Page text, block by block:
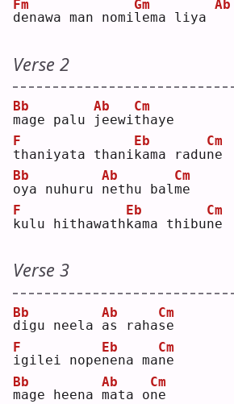
d
Fm
enawa man nomil
Gm
ema liya
Ab
Verse 2
m
Bb
age palu
j
Ab
eewi t
Cm
haye
t
F
haniyata thani k
Eb
ama radun
Cm
e
o
Bb
ya nuhuru n
Ab
ethu bal m
Cm
e
k
F
ulu hithawathk
Eb
ama thibun
Cm
e
Verse 3
d
Bb
igu neela a
Ab
s rahas
Cm
e
i
F
gilei nopen
Eb
ena man
Cm
e
m
Bb
age heena m
Ab
ata on
Cm
e